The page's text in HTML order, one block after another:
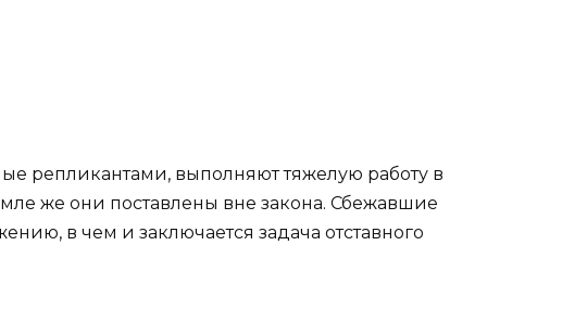
репликантами, выполняют тяжелую работу в
же они поставлены вне закона. Сбежавшие
в чем и заключается задача отставного